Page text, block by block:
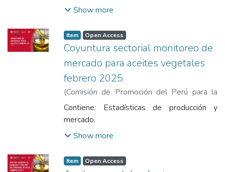
Show more
Item Open Access
Coyuntura sectorial monitoreo de
mercado para aceites vegetales
febrero 2025
(Comisión de Promoción del Perú para la
Exportación y el Turismo,2025-02)
Comisión de Promoción del Perú para la
Contiene: Estadísticas de producción y
mercado.
Show more
Item Open Access